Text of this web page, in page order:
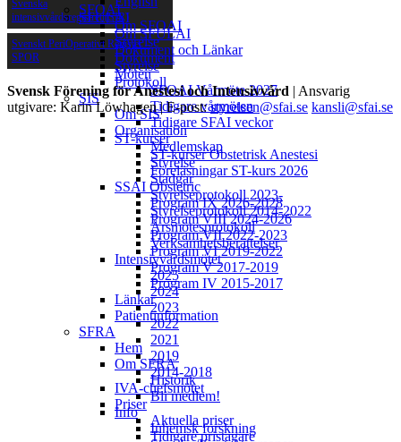
SFULAI
Om SFULAI
Dokument och Länkar
Styrelse
Protokoll
SIS
Om SIS
Organisation
Medlemskap
Styrelse
Stadgar
Styrelseprotokoll 2023-
Styrelseprotokoll 2014-2022
Årsmötesprotokoll
Verksamhetsberättelser
Intensivvårdsmötet
2025
2024
2023
2022
2021
2019
2014-2018
IVA-chefsmötet
Priser
Aktuella priser
Tidigare pristagare
SFOAI
Om SFOAI
Styrelse
Dokument
Möten
SFOAI Vårmöte 2027
Tidigare vårmöten
Tidigare SFAI veckor
ST-kurser
ST-kurser Obstetrisk Anestesi
Föreläsningar ST-kurs 2026
SSAI Obstetric
Program IX 2026-2028
Program VIII 2024-2026
Program VII 2022-2023
Program VI 2019-2022
Program V 2017-2019
Program IV 2015-2017
Länkar
Patientinformation
SFRA
Hem
Om SFRA
Historik
Bli medlem!
Info
Inhemsk forskning
Svenska
intensivvårdsregistret (SIR)
Svenskt PeriOperativt Register –
SPOR
Svensk Förening för Anestesi och Intensivvård | Ansvarig
utgivare: Karin Löwhagen | E-post:styrelsen@sfai.se kansli@sfai.se